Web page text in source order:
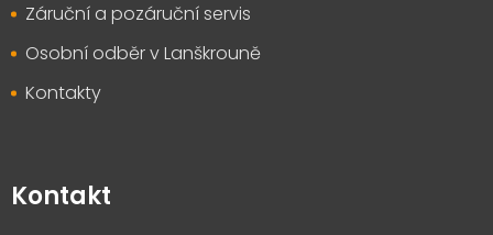
Záruční a pozáruční servis
Osobní odběr v Lanškrouně
Kontakty
Kontakt